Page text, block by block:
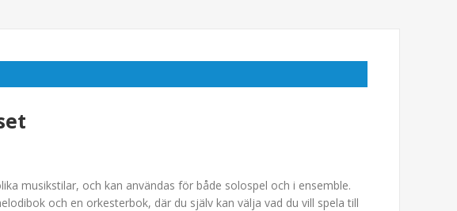
musikstilar, och kan användas för både solospel och i ensemble.
och en orkesterbok, där du själv kan välja vad du vill spela till